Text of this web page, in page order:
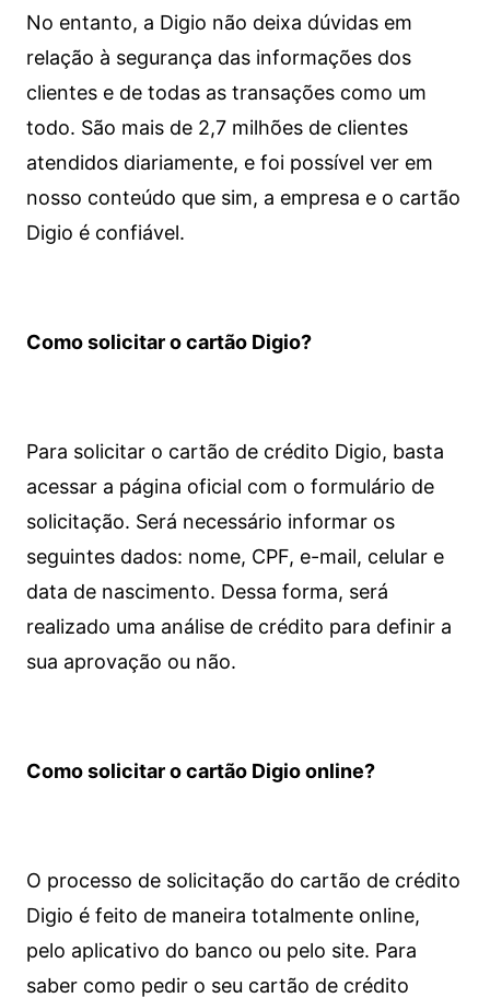
No entanto, a Digio não deixa dúvidas em
relação à segurança das informações dos
clientes e de todas as transações como um
todo. São mais de 2,7 milhões de clientes
atendidos diariamente, e foi possível ver em
nosso conteúdo que sim, a empresa e o cartão
Digio é confiável.
Como solicitar o cartão Digio?
Para solicitar o cartão de crédito Digio, basta
acessar a página oficial com o formulário de
solicitação. Será necessário informar os
seguintes dados: nome, CPF, e-mail, celular e
data de nascimento. Dessa forma, será
realizado uma análise de crédito para definir a
sua aprovação ou não.
Como solicitar o cartão Digio online?
O processo de solicitação do cartão de crédito
Digio é feito de maneira totalmente online,
pelo aplicativo do banco ou pelo site. Para
saber como pedir o seu cartão de crédito